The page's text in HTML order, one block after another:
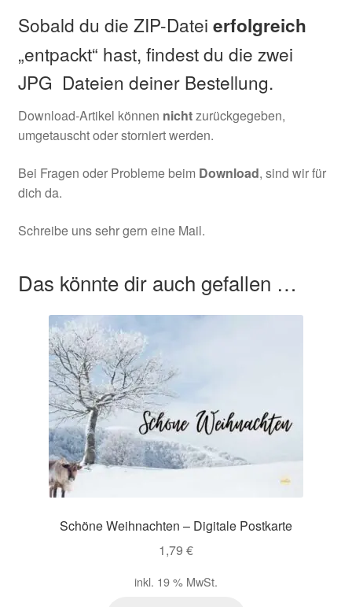
Sobald du die ZIP-Datei erfolgreich
„entpackt“ hast, findest du die zwei
JPG Dateien deiner Bestellung.
Download-Artikel können nichtzurückgegeben,
umgetauscht oder storniert werden.
Bei Fragen oder Probleme beim Download, sind wir für
dich da.
Schreibe uns sehr gern eine Mail.
Das könnte dir auch gefallen …
Schöne Weihnachten – Digitale Postkarte
1,79 €
inkl. 19 % MwSt.